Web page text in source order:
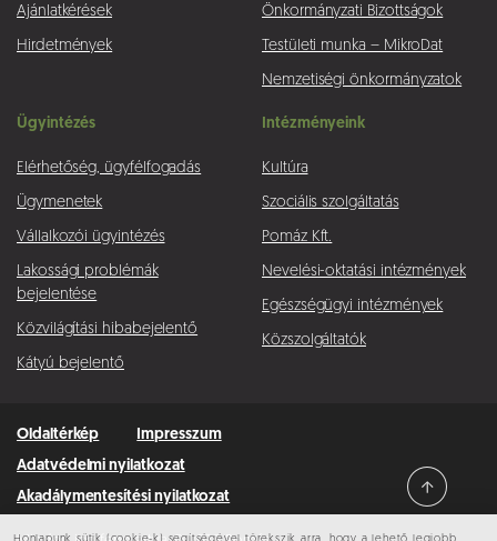
Ajánlatkérések
Hirdetmények
Önkormányzati Bizottságok
Testületi munka – MikroDat
Nemzetiségi önkormányzatok
Ügyintézés
Elérhetőség, ügyfélfogadás
Ügymenetek
Vállalkozói ügyintézés
Lakossági problémák
bejelentése
Közvilágítási hibabejelentő
Kátyú bejelentő
Intézményeink
Kultúra
Szociális szolgáltatás
Pomáz Kft.
Nevelési-oktatási intézmények
Egészségügyi intézmények
Közszolgáltatók
Oldaltérkép
Impresszum
Adatvédelmi nyilatkozat
Akadálymentesítési nyilatkozat